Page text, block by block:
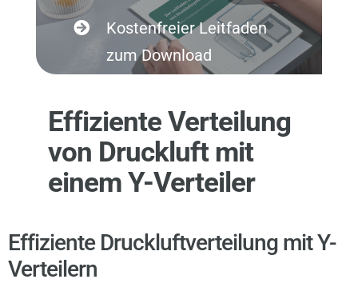
Unternehmen
Kostenfreier Leitfaden
zum Download
Effiziente Verteilung
von Druckluft mit
einem Y-Verteiler
Effiziente Druckluftverteilung mit Y-
Verteilern